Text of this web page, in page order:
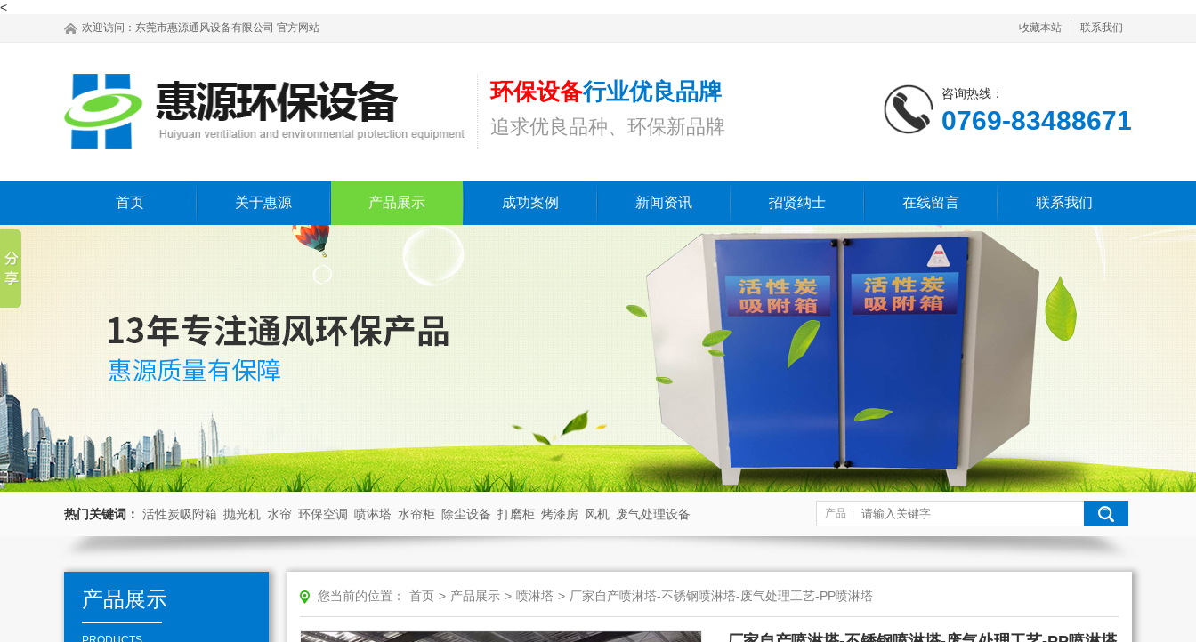
<
欢迎访问： 东莞市惠源通风设备有限公司 官方网站 收藏本站 联系我们
环保设备行业优良品牌
追求优良品种、环保新品牌
咨询热线：
0769-83488671
首页 关于惠源 产品展示 成功案例 新闻资讯 招贤纳士 在线留言 联系我们
热门关键词： 活性炭吸附箱 抛光机 水帘 环保空调 喷淋塔 水帘柜 除尘设备 打磨柜 烤漆房 风机 废气处理设备 产品 |
产品展示 您当前的位置： 首页 > 产品展示 > 喷淋塔 > 厂家自产喷淋塔-不锈钢喷淋塔-废气处理工艺-PP喷淋塔